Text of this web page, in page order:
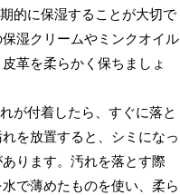
的に保湿することが大切で
湿クリームやミンクオイル
革を柔らかく保ちましょ
が付着したら、すぐに落と
を放置すると、シミになっ
ります。汚れを落とす際
で薄めたものを使い、柔ら